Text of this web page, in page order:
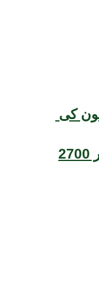
شدید گرمی سے ممکنہ طور پر 2700